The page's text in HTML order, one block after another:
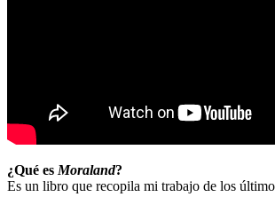
¿Qué es Moraland?
Es un libro que recopila mi trabajo de los